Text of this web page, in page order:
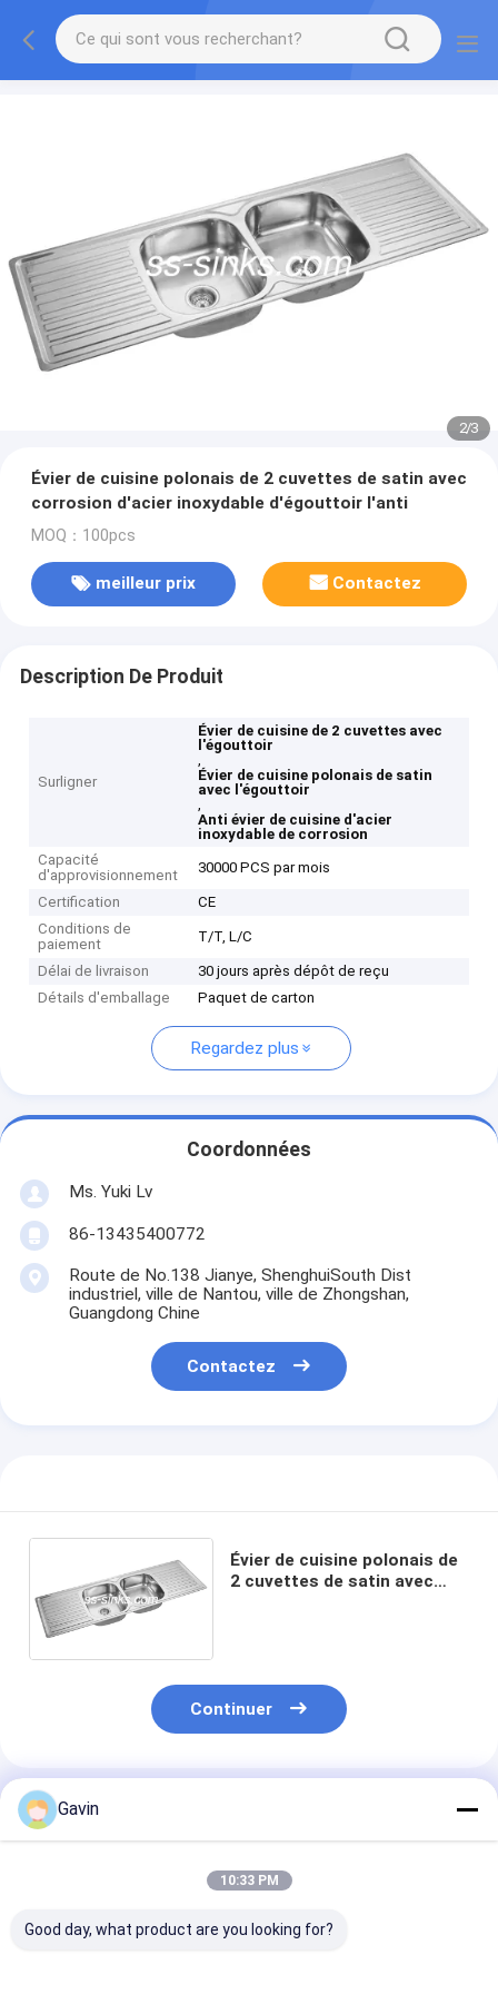
2/3
Évier de cuisine polonais de 2 cuvettes de satin avec
corrosion d'acier inoxydable d'égouttoir l'anti
MOQ：100pcs
meilleur prix Contactez
Description De Produit
Surligner
Évier de cuisine de 2 cuvettes avec
l'égouttoir
,
Évier de cuisine polonais de satin
avec l'égouttoir
,
Anti évier de cuisine d'acier
inoxydable de corrosion
Capacité
d'approvisionnement
30000 PCS par mois
Certification
CE
Conditions de
paiement
T/T, L/C
Délai de livraison
30 jours après dépôt de reçu
Détails d'emballage
Paquet de carton
Regardez plus
Coordonnées
Ms. Yuki Lv
86-13435400772
Route de No.138 Jianye, ShenghuiSouth Dist
industriel, ville de Nantou, ville de Zhongshan,
Guangdong Chine
Contactez
Évier de cuisine polonais de
2 cuvettes de satin avec
Continuer
Produits Recommandés
Gavin
10:33 PM
Good day, what product are you looking for?